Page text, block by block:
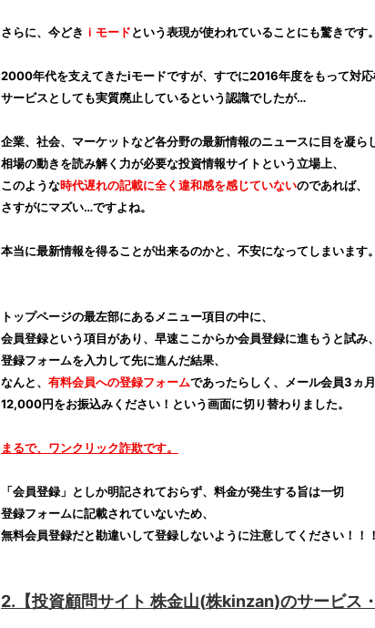
さらに、今どき ｉモードという表現が使われていることにも驚きです
2000年代を支えてきたiモードですが、すでに2016年度をもって対
サービスとしても実質廃止しているという認識でしたが…
企業、社会、マーケットなど各分野の最新情報のニュースに目を凝ら
相場の動きを読み解く力が必要な投資情報サイトという立場上、
このような時代遅れの記載に全く違和感を感じていないのであれば、
さすがにマズい…ですよね。
本当に最新情報を得ることが出来るのかと、不安になってしまいます
トップページの最左部にあるメニュー項目の中に、
会員登録という項目があり、早速ここからか会員登録に進もうと試み
登録フォームを入力して先に進んだ結果、
なんと、 有料会員への登録フォームであったらしく、メール会員3ヵ
12,000円をお振込みください！という画面に切り替わりました。
まるで、ワンクリック詐欺です。
「会員登録」としか明記されておらず、料金が発生する旨は一切
登録フォームに記載されていないため、
無料会員登録だと勘違いして登録しないように注意してください！！
2.【投資顧問サイト 株金山(株kinzan)のサービス